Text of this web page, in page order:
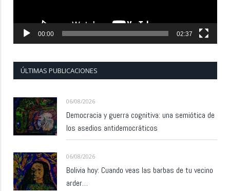
00:00 02:37
ÚLTIMAS PUBLICACIONES
06/08/2026
Democracia y guerra cognitiva: una semiótica de
los asedios antidemocráticos
06/08/2026
Bolivia hoy: Cuando veas las barbas de tu vecino
arder…